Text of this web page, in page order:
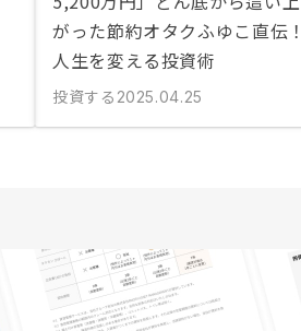
がった節約オタクふゆこ直伝！
人生を変える投資術
投資する 2025.04.25